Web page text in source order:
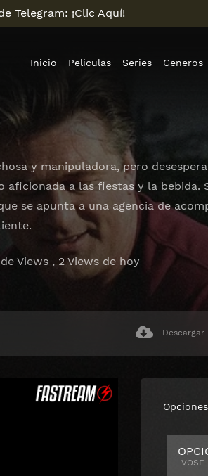
Telegram: ¡Clic Aquí!
Inicio Peliculas Series Generos
y manipuladora, pero
aficionada a las fiestas y la bebida.
se apunta a una agencia de
Views , 2 Views de hoy
Descargar
Opciones
-VOSE